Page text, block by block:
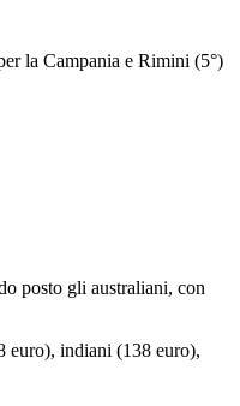
la Campania e Rimini (5°)
posto gli australiani, con
euro), indiani (138 euro),